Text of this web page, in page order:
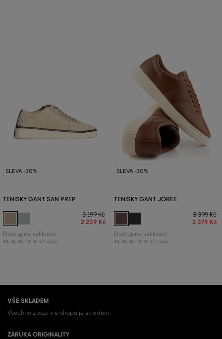
SLEVA -30%
TENISKY GANT SAN PREP
3 199 Kč
2 239 Kč
Dostupné velikosti:
40 41, 42 43 44 +2 další
SLEVA -30%
TENISKY GANT JOREE
3 399 Kč
2 379 Kč
Dostupné velikosti:
40 41, 42 43 44 +2 další
VŠE SKLADEM
Všechno zboží v e-shopu je skladem.
ZÁRUKA ORIGINALITY